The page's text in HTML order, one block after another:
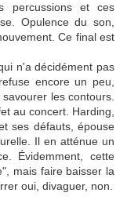
percussions et ces
Opulence du son,
Ce final est
n'a décidément pas
encore un peu,
les contours.
au concert. Harding,
ses défauts, épouse
Il en atténue un
Évidemment, cette
mais faire baisser la
oui, divaguer, non.